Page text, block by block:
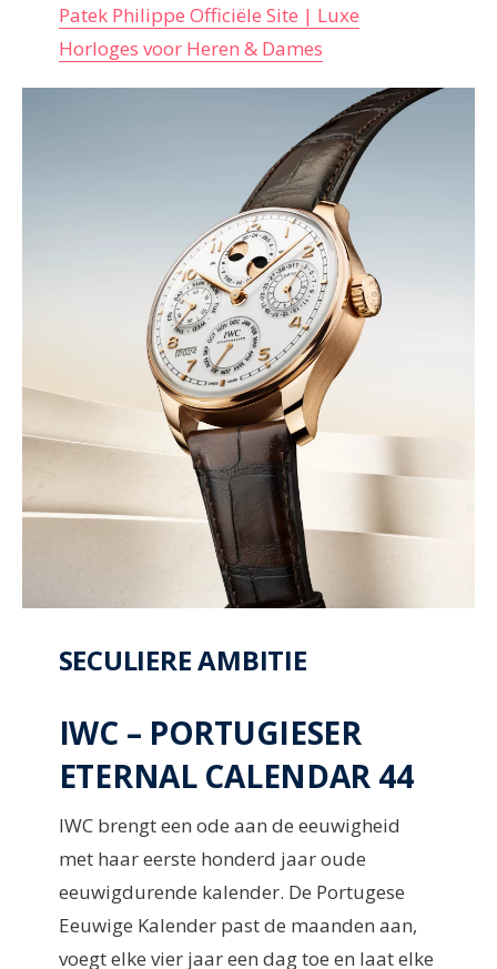
Patek Philippe Officiële Site | Luxe
Horloges voor Heren & Dames
SECULIERE AMBITIE
IWC – PORTUGIESER
ETERNAL CALENDAR 44
IWC brengt een ode aan de eeuwigheid
met haar eerste honderd jaar oude
eeuwigdurende kalender. De Portugese
Eeuwige Kalender past de maanden aan,
voegt elke vier jaar een dag toe en laat elke